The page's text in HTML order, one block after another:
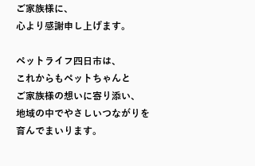
ご家族様に、
心より感謝申し上げます。
ペットライフ四日市は、
これからもペットちゃんと
ご家族様の想いに寄り添い、
地域の中でやさしいつながりを
育んでまいります。